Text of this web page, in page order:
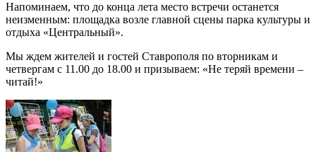
Напоминаем, что до конца лета место встречи останется
неизменным: площадка возле главной сцены парка культуры и
отдыха «Центральный».
Мы ждем жителей и гостей Ставрополя по вторникам и
четвергам с 11.00 до 18.00 и призываем: «Не теряй времени –
читай!»